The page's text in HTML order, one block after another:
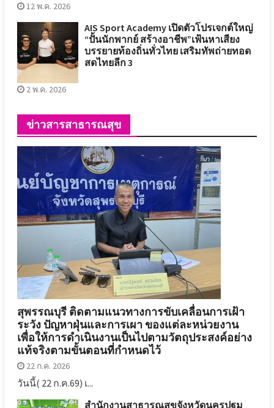
12 พ.ค. 2026
AIS Sport Academy เปิดตัวโปรเจกต์ใหญ่
“ปั้นนักพากย์ สร้างอาชีพ”เฟ้นหาเสียง
บรรยายท้องถิ่นทั่วไทย เสริมทัพถ่ายทอด
สดไทยลีก 3
2 พ.ค. 2026
ข่าวสารสาธารณสุข
สุพรรณบุรี ติดตามแนวทางการขับเคลื่อนการเฝ้า
ระวัง ปัญหาฝุ่นและการเผา ของแต่ละหน่วยงาน
เพื่อให้การดำเนินงานเป็นไปตามวัตถุประสงค์อย่าง
แท้จริงตามขั้นตอนที่กำหนดไว้
22 ก.ค. 2026
วันนี้( 22 ก.ค.69) เ...
สำนักงานสาธารณสุขจังหวัดนครปฐม